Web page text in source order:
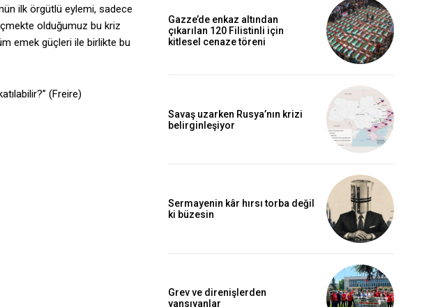
ilk örgütlü eylemi, sadece
olduğumuz bu kriz
emek güçleri ile birlikte bu
(Freire)
Gazze’de enkaz altından
çıkarılan 120 Filistinli için
kitlesel cenaze töreni
Savaş uzarken Rusya’nın krizi
belirginleşiyor
Sermayenin kâr hırsı torba değil
ki büzesin
Grev ve direnişlerden
yansıyanlar